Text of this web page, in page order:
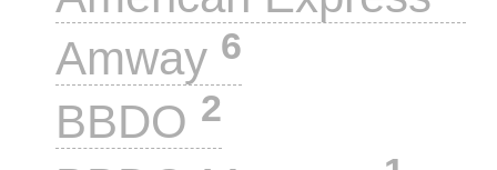
Amway 6
BBDO 2